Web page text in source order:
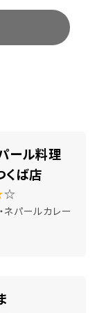
ール料理
くば店
☆
ネパールカレー